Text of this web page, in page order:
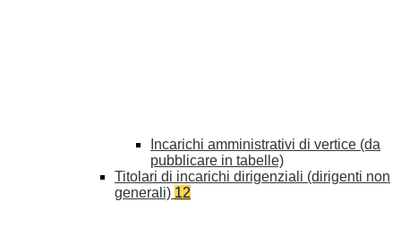
Incarichi amministrativi di vertice (da
pubblicare in tabelle)
Titolari di incarichi dirigenziali (dirigenti non
generali) 12